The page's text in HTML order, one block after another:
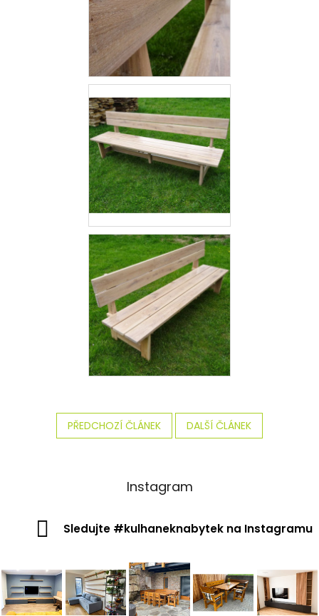
PŘEDCHOZÍ ČLÁNEK DALŠÍ ČLÁNEK
Instagram
Sledujte #kulhaneknabytek na Instagramu